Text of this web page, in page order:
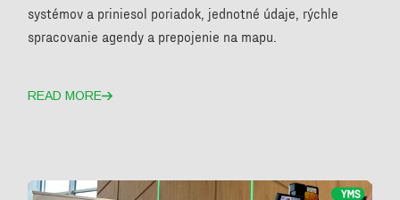
systémov a priniesol poriadok, jednotné údaje, rýchle
spracovanie agendy a prepojenie na mapu.
READ MORE